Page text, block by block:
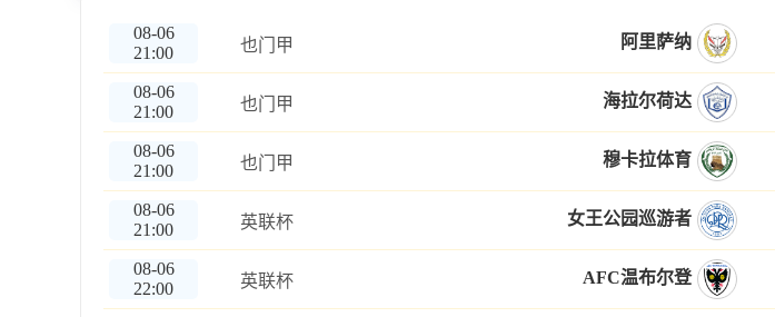
08-06
21:00
也门甲 阿里萨纳
08-06
21:00
也门甲 海拉尔荷达
08-06
21:00
也门甲 穆卡拉体育
08-06
21:00
英联杯 女王公园巡游者
08-06
22:00
英联杯 AFC温布尔登